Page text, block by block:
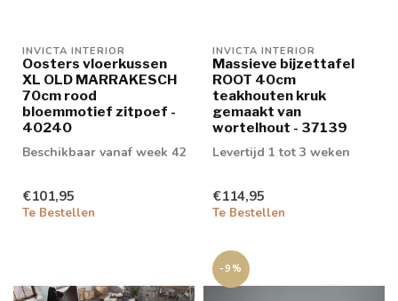
INVICTA INTERIOR
Oosters vloerkussen
XL OLD MARRAKESCH
70cm rood
bloemmotief zitpoef -
40240
Beschikbaar vanaf week 42
€101,95
Te Bestellen
INVICTA INTERIOR
Massieve bijzettafel
ROOT 40cm
teakhouten kruk
gemaakt van
wortelhout - 37139
Levertijd 1 tot 3 weken
€114,95
Te Bestellen
-9%